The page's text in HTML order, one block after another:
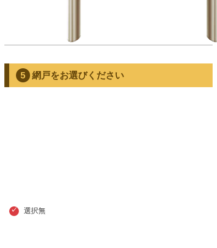
網戸をお選びください
選択無